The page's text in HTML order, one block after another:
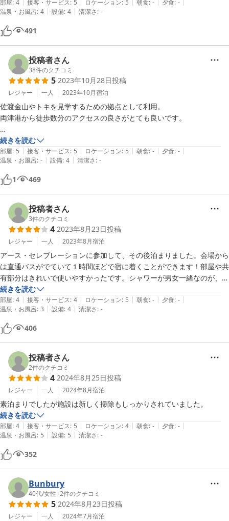
部屋: 4 接客・サービス: 5 ロケーション: 5 朝食: - 夕食: -
温泉・お風呂: 4 | 設備: 4 | 清潔さ: -
491
投稿者さん
38件のクチコミ
5 2023年10月28日投稿
レジャー 一人 2023年10月宿泊
佐渡金山やトキを見学するための拠点として利用。
両津港から徒歩数分のアクセスの良さがとても良いです。
ゲストハウスなので、一緒に宿泊するタイミングが重なった人達次第で
天国か地獄かが分かれるのはしょうがないでしょう。
１日目は平和でしたが、２日目は隣室のガラの悪い集団がドアノブをガ
チャガチャ開けようとしてきたり、深夜０時過ぎても馬鹿騒ぎをしてい
てハズレを引きました。
ホテルや旅館のような認識をして宿泊することさえなければ、室内の綺
続きを読む
部屋: 5 | 接客・サービス: 5 | ロケーション: 5 | 朝食: - | 夕食: - |
温泉・お風呂: - | 設備: 4 | 清潔さ: -
1 469
投稿者さん
3件のクチコミ
4 2023年8月23日投稿
レジャー 一人 2023年8月宿泊
アース・セレブレーションに参加して、その後泊まりました。会場から
は直通バスがでていて１時間ほどで宿に着くことができます！部屋や共
有部分はきれいで使いやすかったです。シャワーが男女一緒なのが、何
となく嫌でしたが、気にしない人なら大丈夫かと。。。あと部屋の壁は
薄いです。夜遅くまで騒いでいる人はいませんでしたが、話し声は聞こ
えてきました。予約するのが遅くてたどり着いた宿でしたが、良かった
です。
続きを読む
部屋: 4 | 接客・サービス: 4 | ロケーション: 5 | 朝食: - | 夕食: - |
温泉・お風呂: 3 | 設備: 4 | 清潔さ: -
406
投稿者さん
2件のクチコミ
4 2024年8月25日投稿
レジャー 一人 2024年8月宿泊
続きを読む
部屋: 4 | 接客・サービス: 5 | ロケーション: 4 | 朝食: - | 夕食: - |
温泉・お風呂: 5 | 設備: 5 | 清潔さ: -
352
Bunbury
40代/女性 |2件のクチコミ
5 2024年8月23日投稿
レジャー 一人 2024年7月宿泊